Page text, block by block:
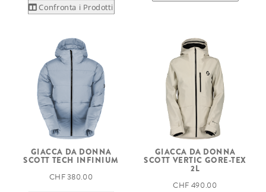
Confronta i Prodotti
GIACCA DA DONNA
SCOTT TECH INFINIUM
CHF 380.00
GIACCA DA DONNA
SCOTT VERTIC GORE-TEX
2L
CHF 490.00